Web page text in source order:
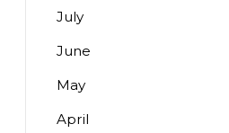
July
June
May
April